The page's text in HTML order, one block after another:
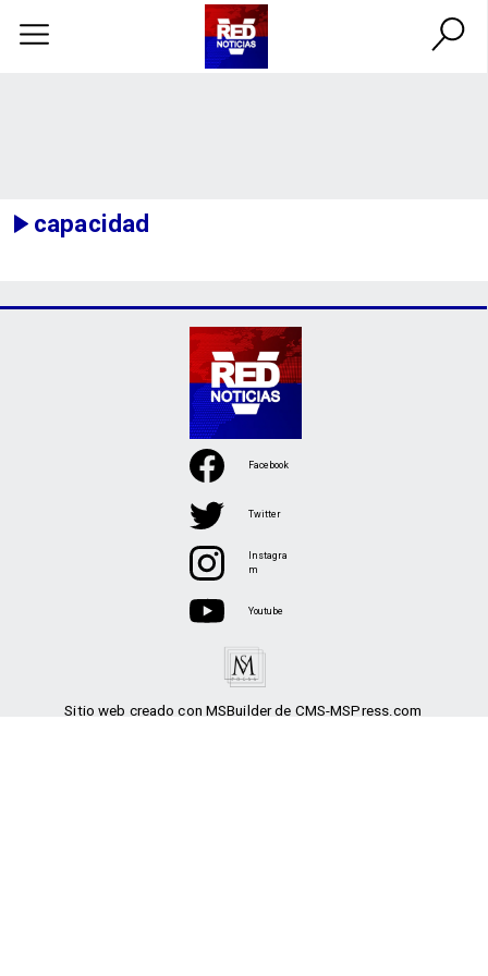
capacidad
Sitio web creado con MSBuilder de CMS-MSPress.com
Facebook
Twitter
Instagra
m
Youtube